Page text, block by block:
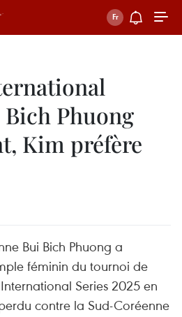
Bich Phuong
Kim préfère
Bui Bich Phuong a
féminin du tournoi de
Series 2025 en
contre la Sud-Coréenne